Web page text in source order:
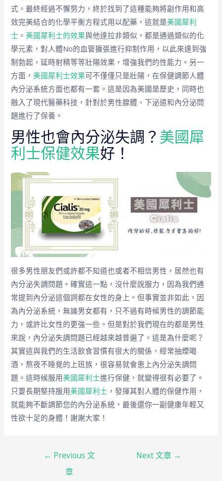
式。最終經過不懈努力，終於找到了這種能夠將副作用和高
效完美結合的化學平衡方程式用以配藥，這就是美國犀利
士 。美國犀利士的效果與他達拉非類似，都是通過類似的化
學元素，對人體No的血管擴張進行抑制作用，以此來達到強
制勃起，延時射精等等壯陽效果，增強我們的性能力。另一
方面，美國犀利士效果可不僅僅只是壯陽，在保健調節人體
內分泌系統方面也都有一套。這是因為美國是歷史，同時也
融入了現代醫藥科技，針對於男性腺體、下泌道和內分泌問
題進行了保養。
男性也會內分泌失調？ 美國犀
利士保健效果好！
很多男性朋友們或許都不知道也或者不相信男性，居然也有
內分泌失調問題。確實這一點，沒什麼說服力，因為我們通
常提到內分泌這個詞都在女性的身上。但事實並非如此，因
為內分泌系統，無論男女都有，只不過有時候男性的調節能
力，或許比女性的更強一些。但是對於我們現在的都是男性
來說，內分泌失調問題已經越來越普遍了。這是為什麼呢？
其實這與我們的生活飲食習慣有很大的關係，經常抽煙喝
酒，熬夜不睡覺的上班族，很容易就會患上內分泌失調問
題。這時候服用美國犀利士進行保健，就變得很有必要了。
只要長期堅持服用美國犀利士 ，發揮其對人體的保健作用，
就能夠不斷調節您的內分泌系統，最後還你一副健康年輕又
性欲十足的身體！謝謝大家！
← Previous 文
章
Next 文章 →